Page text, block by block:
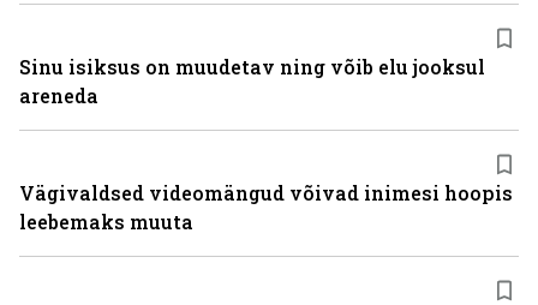
Sinu isiksus on muudetav ning võib elu jooksul
areneda
Vägivaldsed videomängud võivad inimesi hoopis
leebemaks muuta